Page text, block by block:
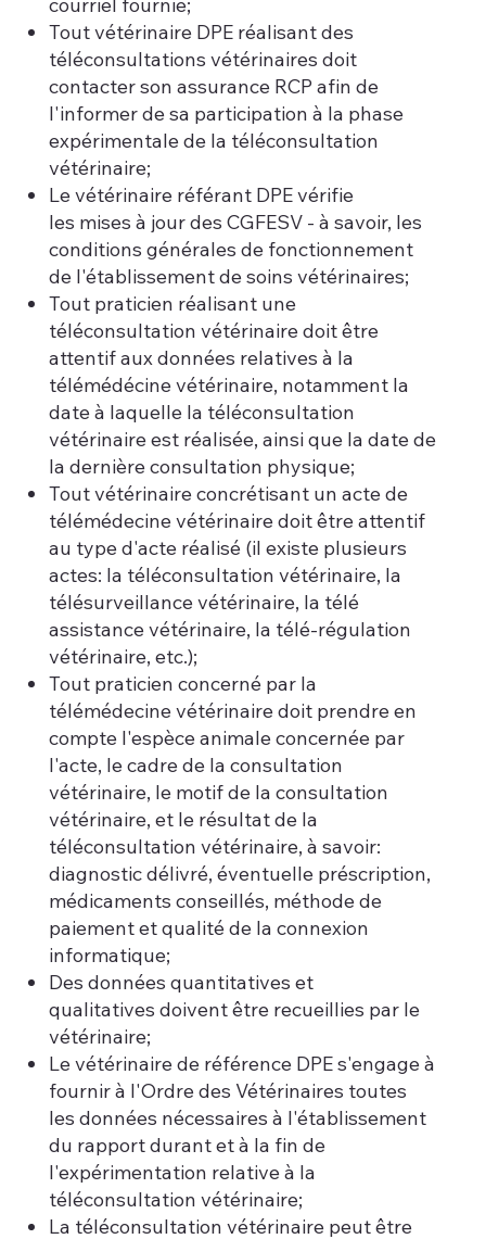
Tout vétérinaire DPE réalisant des
téléconsultations vétérinaires doit
contacter son assurance RCP afin de
l'informer de sa participation à la phase
expérimentale de la téléconsultation
vétérinaire;
Le vétérinaire référant DPE vérifie
les mises à jour des CGFESV - à savoir, les
conditions générales de fonctionnement
de l'établissement de soins vétérinaires;
Tout praticien réalisant une
téléconsultation vétérinaire doit être
attentif aux données relatives à la
télémédécine vétérinaire, notamment la
date à laquelle la téléconsultation
vétérinaire est réalisée, ainsi que la date de
la dernière consultation physique;
Tout vétérinaire concrétisant un acte de
télémédecine vétérinaire doit être attentif
au type d'acte réalisé (il existe plusieurs
actes: la téléconsultation vétérinaire, la
télésurveillance vétérinaire, la télé
assistance vétérinaire, la télé-régulation
vétérinaire, etc.);
Tout praticien concerné par la
télémédecine vétérinaire doit prendre en
compte l'espèce animale concernée par
l'acte, le cadre de la consultation
vétérinaire, le motif de la consultation
vétérinaire, et le résultat de la
téléconsultation vétérinaire, à savoir:
diagnostic délivré, éventuelle préscription,
médicaments conseillés, méthode de
paiement et qualité de la connexion
informatique;
Des données quantitatives et
qualitatives doivent être recueillies par le
vétérinaire;
Le vétérinaire de référence DPE s'engage à
fournir à l'Ordre des Vétérinaires toutes
les données nécessaires à l'établissement
du rapport durant et à la fin de
l'expérimentation relative à la
téléconsultation vétérinaire;
La téléconsultation vétérinaire peut être